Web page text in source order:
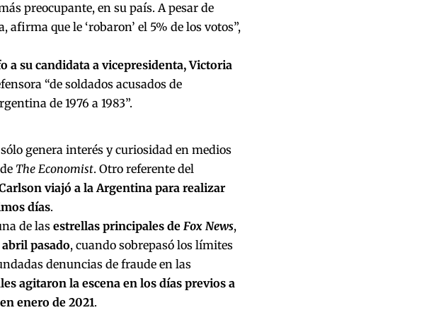
preocupante, en su país. A pesar de
que le ‘robaron’ el 5% de los votos”,
a su candidata a vicepresidenta, Victoria
“de soldados acusados de
de 1976 a 1983”.
genera interés y curiosidad en medios
The Economist. Otro referente del
viajó a la Argentina para realizar
días.
de lasestrellas principales de Fox News,
pasado, cuando sobrepasó los límites
denuncias de fraude en las
agitaron la escena en los días previos a
enero de 2021.